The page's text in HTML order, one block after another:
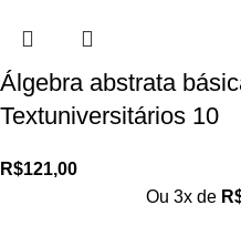
Álgebra abstrata
Textuniversitários 10
R$121,00
Ou 3x de